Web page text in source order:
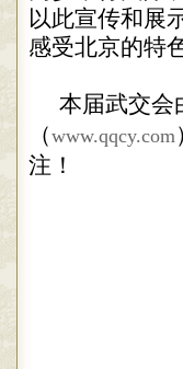
以此宣传和展
感受北京的特
本届武交会
（www.qqcy.com
注！